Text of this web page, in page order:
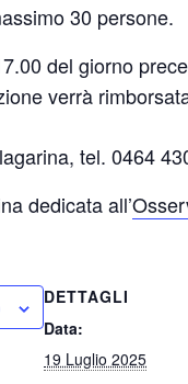
30 persone.
del giorno
verrà
tel. 0464
dedicata all’
DETTAGLI
Data:
19 Luglio 2025